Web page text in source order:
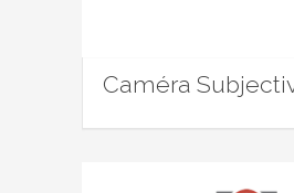
Caméra